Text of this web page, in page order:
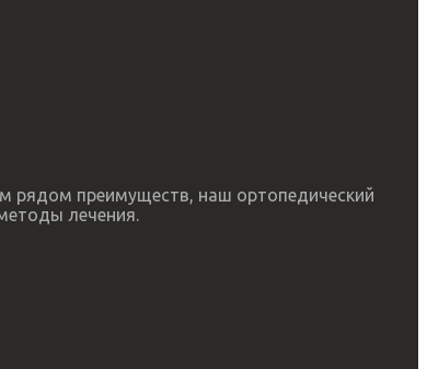
рядом преимуществ, наш ортопедический
лечения.